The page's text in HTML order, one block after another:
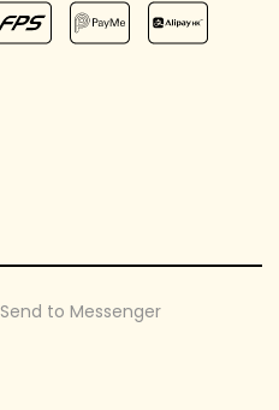
Send to Messenger